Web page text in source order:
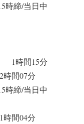
時締/当日中
) 1時間15分
間07分
時締/当日中
間04分